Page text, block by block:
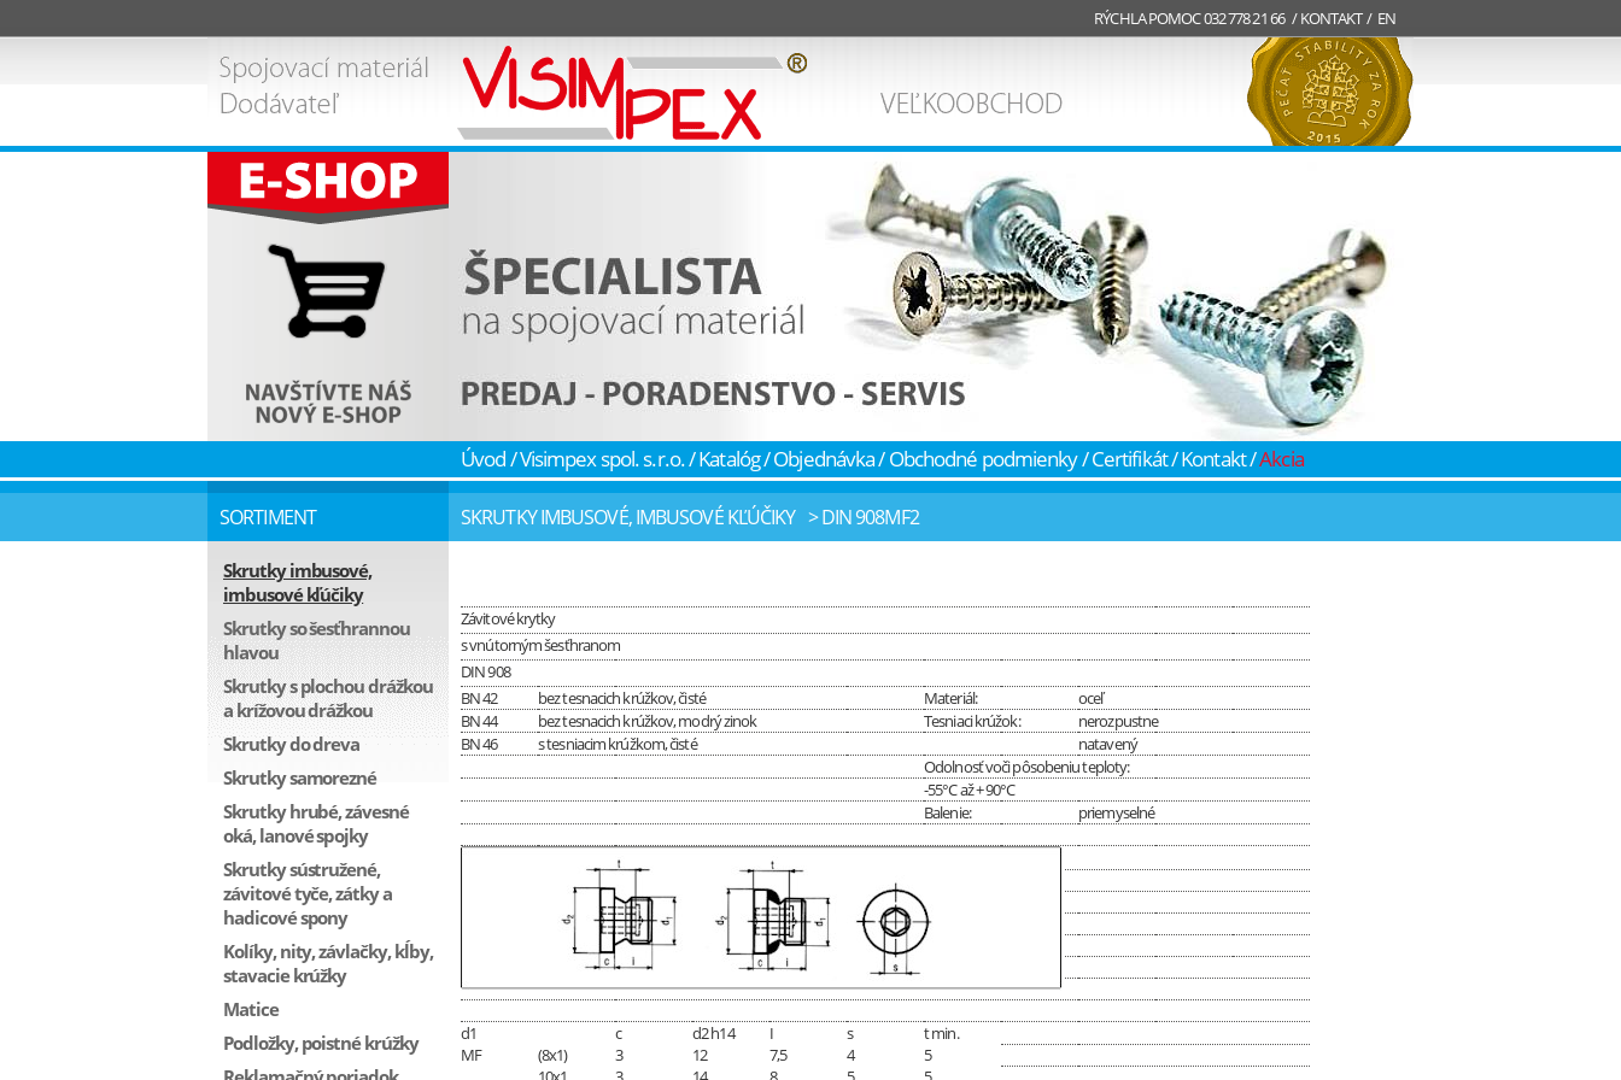
RÝCHLA POMOC032 778 21 66 /KONTAKT/ EN
Úvod/Visimpex spol. s.r.o./Katalóg/Objednávka/Obchodné podmienky/Certifikát/Kontakt/Akcia
SORTIMENT
Skrutky imbusové,
imbusové kľúčiky
Skrutky so šesťhrannou
hlavou
Skrutky s plochou drážkou
a krížovou drážkou
Skrutky do dreva
Skrutky samorezné
Skrutky hrubé, závesné
oká, lanové spojky
Skrutky sústružené,
závitové tyče, zátky a
hadicové spony
Kolíky, nity, závlačky, kĺby,
stavacie krúžky
Matice
Podložky, poistné krúžky
SKRUTKY IMBUSOVÉ, IMBUSOVÉ KĽÚČIKY > DIN 908MF2
Závitové krytky
s vnútorným šesťhranom
DIN 908
BN 42
bez tesnacich krúžkov, čisté Materiál:
oceľ
BN 44
bez tesnacich krúžkov, modrý zinok Tesniaci krúžok:
nerozpustne
BN 46
s tesniacim krúžkom, čisté
natavený
Odolnosť voči pôsobeniu teploty:
-55°C až + 90°C
Balenie:
priemyselné
d1 c d2 h14 I s
t min.
MF
(8x1) 3 12 7,5 4
5